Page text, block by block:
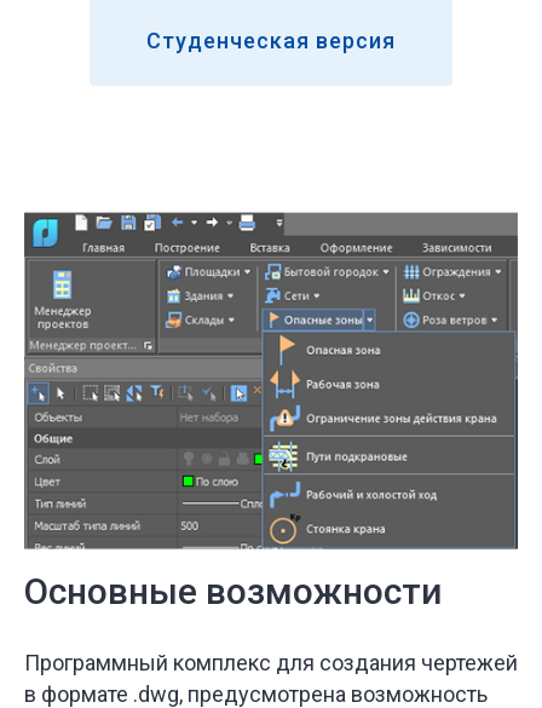
Студенческая версия
Основные возможности
Программный комплекс для создания чертежей
в формате .dwg, предусмотрена возможность